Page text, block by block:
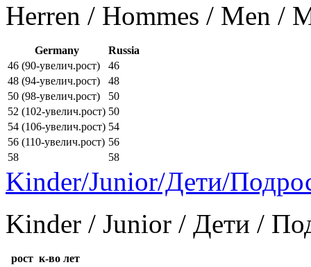
Herren / Hommes / Men /
Germany
Russia
46 (90-увелич.рост)
46
48 (94-увелич.рост)
48
50 (98-увелич.рост)
50
52 (102-увелич.рост) 50
54 (106-увелич.рост) 54
56 (110-увелич.рост) 56
58
58
Kinder/Junior/Дети/
Kinder / Junior / Дети /
рост к-во лет